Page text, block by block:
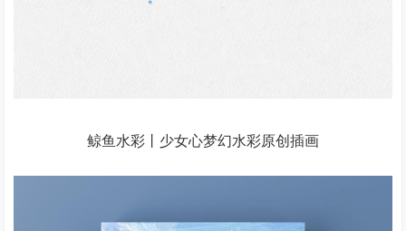
鲸鱼水彩丨少女心梦幻水彩原创插画